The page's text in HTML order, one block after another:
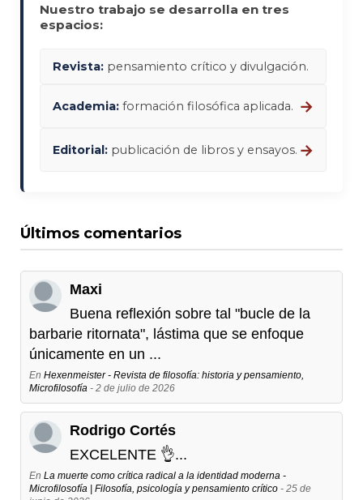
Nuestro trabajo se desarrolla en tres
espacios:
Revista: pensamiento crítico y divulgación.
Academia: formación filosófica aplicada. →
Editorial: publicación de libros y ensayos. →
Últimos comentarios
Maxi
Buena reflexión sobre tal "bucle de la
barbarie ritornata", lástima que se enfoque
únicamente en un ...
En Hexenmeister - Revista de filosofía: historia y pensamiento,
Microfilosofía - 2 de julio de 2026
Rodrigo Cortés
EXCELENTE 👌...
En La muerte como crítica radical a la identidad moderna -
Microfilosofía | Filosofía, psicología y pensamiento crítico - 25 de